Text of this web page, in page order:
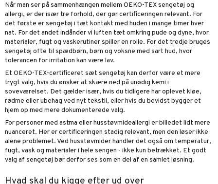
Når man ser på sammenhængen mellem OEKO-TEX sengetøj og
allergi, er der især tre forhold, der gør certificeringen relevant. For
det første er sengetøj i tæt kontakt med huden i mange timer hver
nat. For det andet indånder vi luften tæt omkring pude og dyne, hvor
materialer, fugt og vaskerutiner spiller en rolle. For det tredje bruges
sengetøj ofte til spædbørn, børn og voksne med sart hud, hvor
tolerancen for irritation kan være lav.
Et OEKO-TEX-certificeret sæt sengetøj kan derfor være et mere
trygt valg, hvis du ønsker at skære ned på unødig kemi i
soveværelset. Det gælder især, hvis du tidligere har oplevet kløe,
rødme eller ubehag ved nyt tekstil, eller hvis du bevidst bygger et
hjem op med mere dokumenterede valg.
For personer med astma eller husstøvmideallergi er billedet lidt mere
nuanceret. Her er certificeringen stadig relevant, men den løser ikke
alene problemet. Ved husstøvmider handler det også om temperatur,
fugt, vask og materialer i hele sengen - ikke kun betrækket. Et godt
valg af sengetøj bør derfor ses som en del af en samlet løsning.
Hvad skal du kigge efter ud over